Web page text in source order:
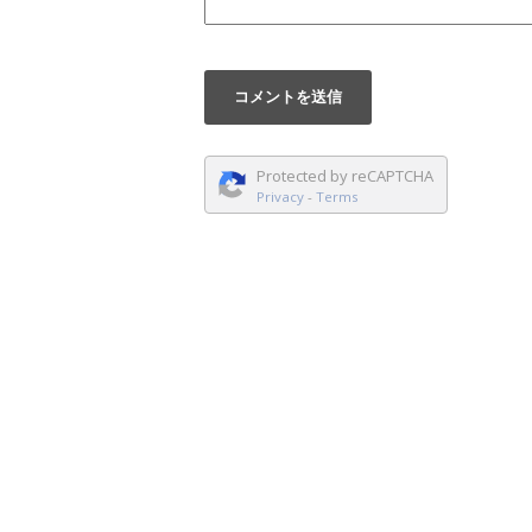
Protected by reCAPTCHA
Privacy - Terms